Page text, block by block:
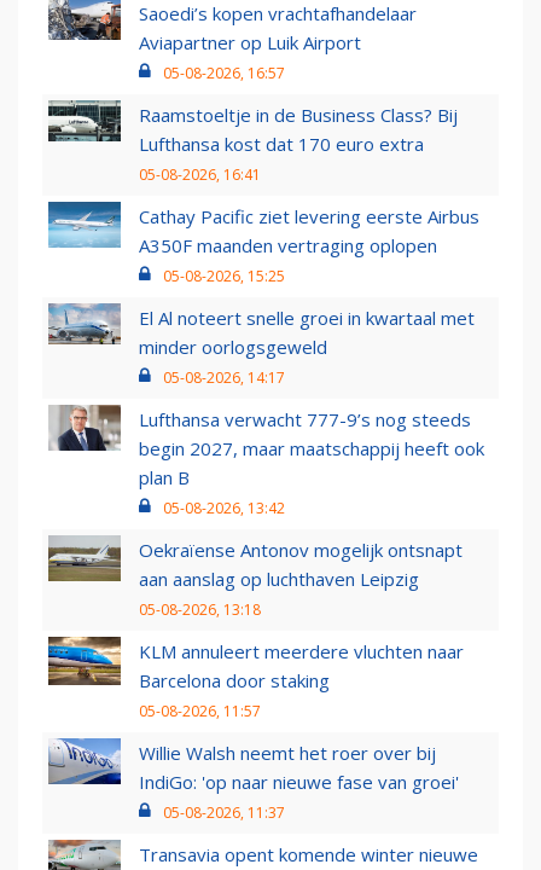
Saoedi’s kopen vrachtafhandelaar
Aviapartner op Luik Airport
05-08-2026, 16:57
Raamstoeltje in de Business Class? Bij
Lufthansa kost dat 170 euro extra
05-08-2026, 16:41
Cathay Pacific ziet levering eerste Airbus
A350F maanden vertraging oplopen
05-08-2026, 15:25
El Al noteert snelle groei in kwartaal met
minder oorlogsgeweld
05-08-2026, 14:17
Lufthansa verwacht 777-9’s nog steeds
begin 2027, maar maatschappij heeft ook
plan B
05-08-2026, 13:42
Oekraïense Antonov mogelijk ontsnapt
aan aanslag op luchthaven Leipzig
05-08-2026, 13:18
KLM annuleert meerdere vluchten naar
Barcelona door staking
05-08-2026, 11:57
Willie Walsh neemt het roer over bij
IndiGo: 'op naar nieuwe fase van groei'
05-08-2026, 11:37
Transavia opent komende winter nieuwe